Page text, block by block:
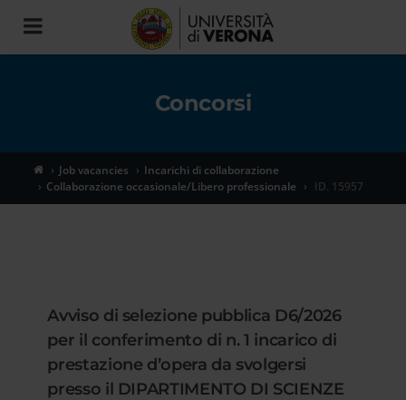
Toggle
navigation
Concorsi
Job vacancies
Incarichi di collaborazione
Collaborazione occasionale/Libero professionale
ID. 15957
Avviso di selezione pubblica D6/2026
per il conferimento di n. 1 incarico di
prestazione d’opera da svolgersi
presso il DIPARTIMENTO DI SCIENZE